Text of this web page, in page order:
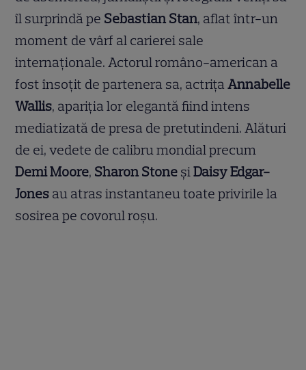
îl surprindă pe Sebastian Stan, aflat într-un
moment de vârf al carierei sale
internaționale. Actorul româno-american a
fost însoțit de partenera sa, actrițaAnnabelle
Wallis, apariția lor elegantă fiind intens
mediatizată de presa de pretutindeni. Alături
de ei, vedete de calibru mondial precum
Demi Moore, Sharon Stone șiDaisy Edgar-
Jones au atras instantaneu toate privirile la
sosirea pe covorul roșu.